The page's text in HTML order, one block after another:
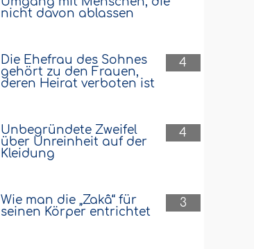
nicht davon ablassen
4
Die Ehefrau des Sohnes
gehört zu den Frauen,
deren Heirat verboten ist
4
Unbegründete Zweifel
über Unreinheit auf der
Kleidung
3
Wie man die „Zakâ“ für
seinen Körper entrichtet